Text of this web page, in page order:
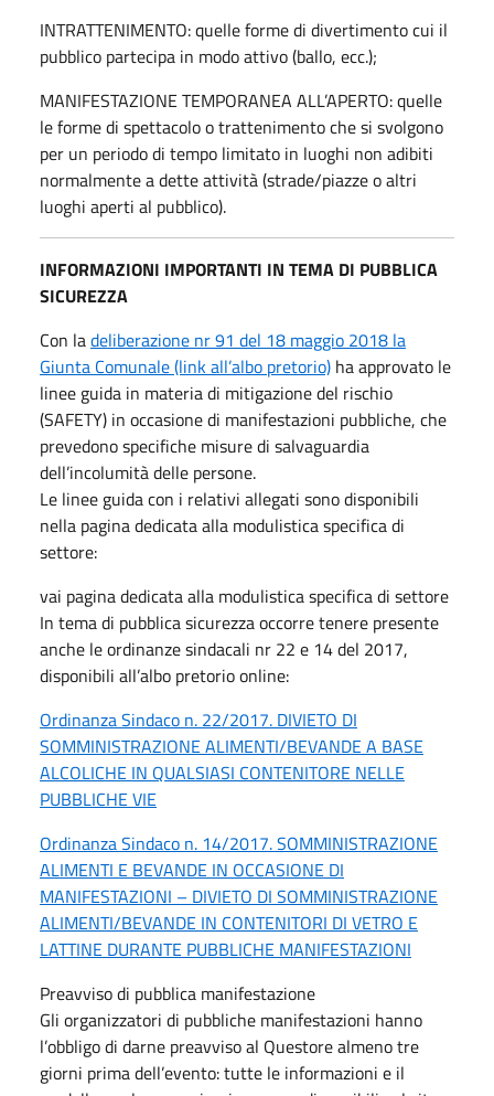
INTRATTENIMENTO: quelle forme di divertimento cui il
pubblico partecipa in modo attivo (ballo, ecc.);
MANIFESTAZIONE TEMPORANEA ALL’APERTO: quelle
le forme di spettacolo o trattenimento che si svolgono
per un periodo di tempo limitato in luoghi non adibiti
normalmente a dette attività (strade/piazze o altri
luoghi aperti al pubblico).
INFORMAZIONI IMPORTANTI IN TEMA DI PUBBLICA
SICUREZZA
Con ladeliberazione nr 91 del 18 maggio 2018 la
Giunta Comunale (link all’albo pretorio) ha approvato le
linee guida in materia di mitigazione del rischio
(SAFETY) in occasione di manifestazioni pubbliche, che
prevedono specifiche misure di salvaguardia
dell’incolumità delle persone.
Le linee guida con i relativi allegati sono disponibili
nella pagina dedicata alla modulistica specifica di
settore:
vai pagina dedicata alla modulistica specifica di settore
In tema di pubblica sicurezza occorre tenere presente
anche le ordinanze sindacali nr 22 e 14 del 2017,
disponibili all’albo pretorio online:
Ordinanza Sindaco n. 22/2017. DIVIETO DI
SOMMINISTRAZIONE ALIMENTI/BEVANDE A BASE
ALCOLICHE IN QUALSIASI CONTENITORE NELLE
PUBBLICHE VIE
Ordinanza Sindaco n. 14/2017. SOMMINISTRAZIONE
ALIMENTI E BEVANDE IN OCCASIONE DI
MANIFESTAZIONI – DIVIETO DI SOMMINISTRAZIONE
ALIMENTI/BEVANDE IN CONTENITORI DI VETRO E
LATTINE DURANTE PUBBLICHE MANIFESTAZIONI
Preavviso di pubblica manifestazione
Gli organizzatori di pubbliche manifestazioni hanno
l’obbligo di darne preavviso al Questore almeno tre
giorni prima dell’evento: tutte le informazioni e il